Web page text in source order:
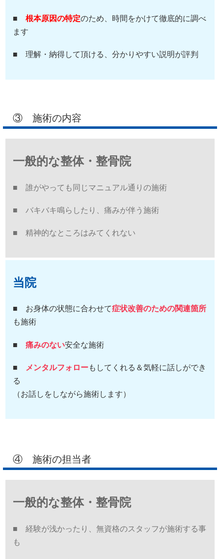
■ 根本原因の特定のため、時間をかけて徹底的に調べ
ます
■ 理解・納得して頂ける、分かりやすい説明が評判
③ 施術の内容
一般的な整体・整骨院
■ 誰がやっても同じマニュアル通りの施術
■ バキバキ鳴らしたり、痛みが伴う施術
■ 精神的なところはみてくれない
当院
■ お身体の状態に合わせて症状改善のための関連箇所
も施術
■ 痛みのない安全な施術
■ メンタルフォローもしてくれる＆気軽に話しができ
る
（お話しをしながら施術します）
④ 施術の担当者
一般的な整体・整骨院
■ 経験が浅かったり、無資格のスタッフが施術する事
も